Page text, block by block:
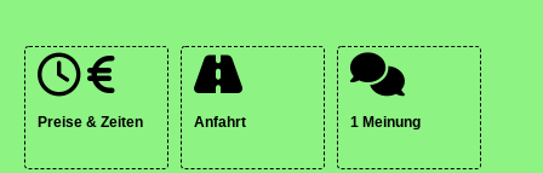
Preise & Zeiten Anfahrt 1 Meinung